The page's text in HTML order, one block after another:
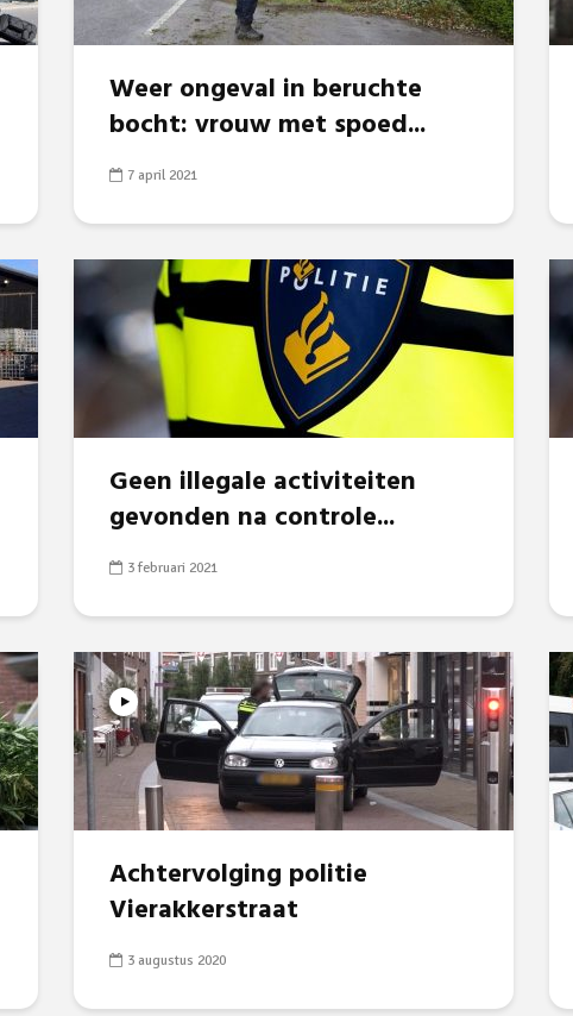
Weer ongeval in beruchte
bocht: vrouw met spoed...
7 april 2021
Geen illegale activiteiten
gevonden na controle...
3 februari 2021
Achtervolging politie
Vierakkerstraat
3 augustus 2020